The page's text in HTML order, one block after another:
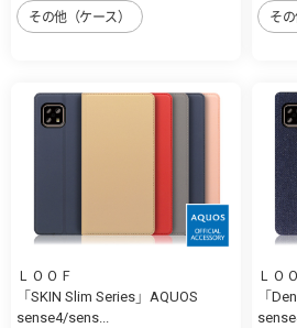
その他（ケース） その
ＬＯＯＦ
「SKIN Slim Series」AQUOS
sense4/sens...
ＬＯ
「